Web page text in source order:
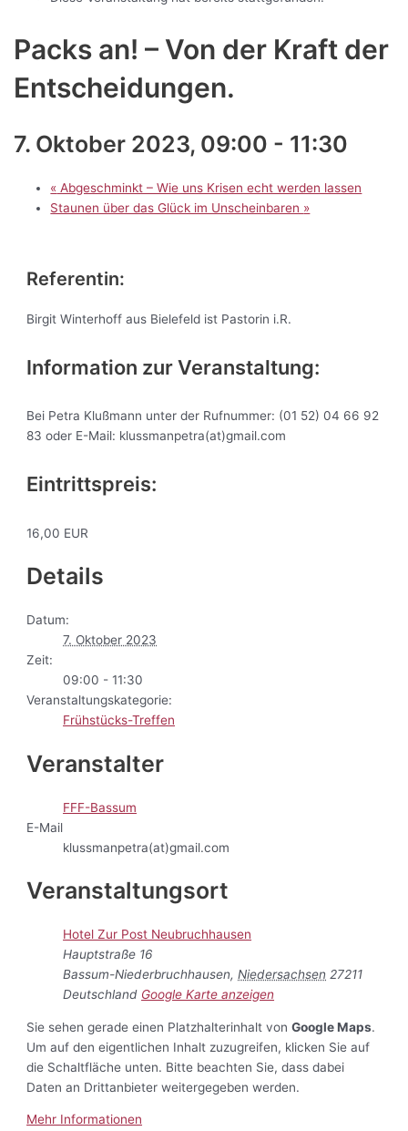
Packs an! – Von der Kraft der
Entscheidungen.
7. Oktober 2023, 09:00 - 11:30
« Abgeschminkt – Wie uns Krisen echt werden lassen
Staunen über das Glück im Unscheinbaren »
Referentin:
Birgit Winterhoff aus Bielefeld ist Pastorin i.R.
Information zur Veranstaltung:
Bei Petra Klußmann unter der Rufnummer: (01 52) 04 66 92
83 oder E-Mail: klussmanpetra(at)gmail.com
Eintrittspreis:
16,00 EUR
Details
Datum:
7. Oktober 2023
Zeit:
09:00 - 11:30
Veranstaltungskategorie:
Frühstücks-Treffen
Veranstalter
FFF-Bassum
E-Mail
klussmanpetra(at)gmail.com
Veranstaltungsort
Hotel Zur Post Neubruchhausen
Hauptstraße 16
Bassum-Niederbruchhausen, Niedersachsen 27211
Deutschland Google Karte anzeigen
Sie sehen gerade einen Platzhalterinhalt vonGoogle Maps.
Um auf den eigentlichen Inhalt zuzugreifen, klicken Sie auf
die Schaltfläche unten. Bitte beachten Sie, dass dabei
Daten an Drittanbieter weitergegeben werden.
Mehr Informationen